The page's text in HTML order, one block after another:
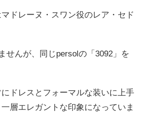
ドレーヌ・スワン役のレア・セド
せんが、同じpersolの「3092」を
ドレスとフォーマルな装いに上手
層エレガントな印象になっていま